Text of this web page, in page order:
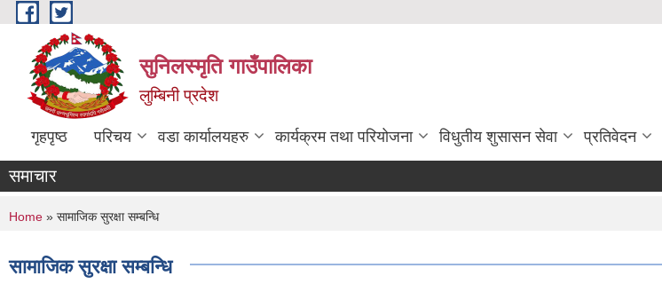
Skip to main content
सुनिलस्मृति गाउँपालिका
लुम्बिनी प्रदेश
गृहपृष्ठ परिचय वडा कार्यालयहरु कार्यक्रम तथा परियोजना विधुतीय शुसासन सेवा प्रतिवेदन
समाचार
You are here
Home » सामाजिक सुरक्षा सम्बन्धि
सामाजिक सुरक्षा सम्बन्धि